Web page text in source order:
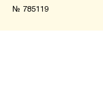
№ 785119